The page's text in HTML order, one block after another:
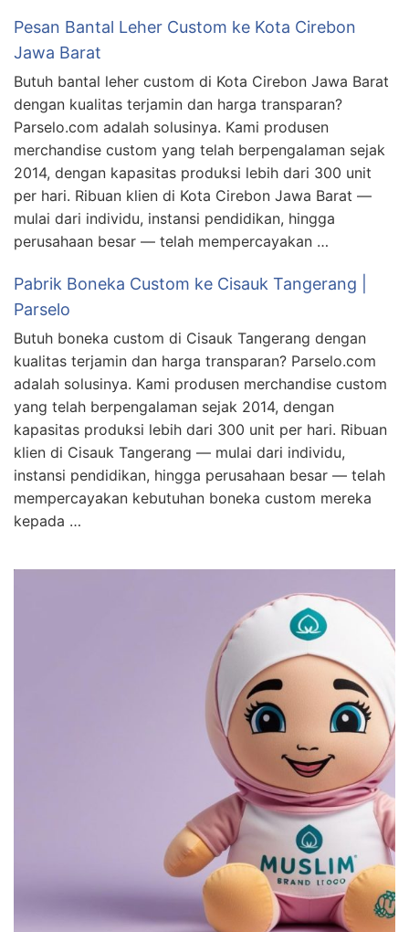
Pesan Bantal Leher Custom ke Kota Cirebon
Jawa Barat
Butuh bantal leher custom di Kota Cirebon Jawa Barat
dengan kualitas terjamin dan harga transparan?
Parselo.com adalah solusinya. Kami produsen
merchandise custom yang telah berpengalaman sejak
2014, dengan kapasitas produksi lebih dari 300 unit
per hari. Ribuan klien di Kota Cirebon Jawa Barat —
mulai dari individu, instansi pendidikan, hingga
perusahaan besar — telah mempercayakan …
Pabrik Boneka Custom ke Cisauk Tangerang |
Parselo
Butuh boneka custom di Cisauk Tangerang dengan
kualitas terjamin dan harga transparan? Parselo.com
adalah solusinya. Kami produsen merchandise custom
yang telah berpengalaman sejak 2014, dengan
kapasitas produksi lebih dari 300 unit per hari. Ribuan
klien di Cisauk Tangerang — mulai dari individu,
instansi pendidikan, hingga perusahaan besar — telah
mempercayakan kebutuhan boneka custom mereka
kepada …